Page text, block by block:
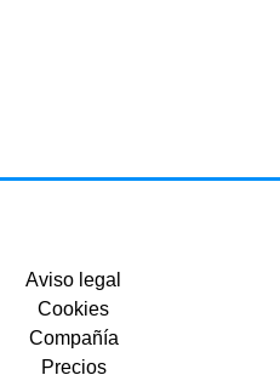
Aviso legal
Cookies
Compañía
Precios